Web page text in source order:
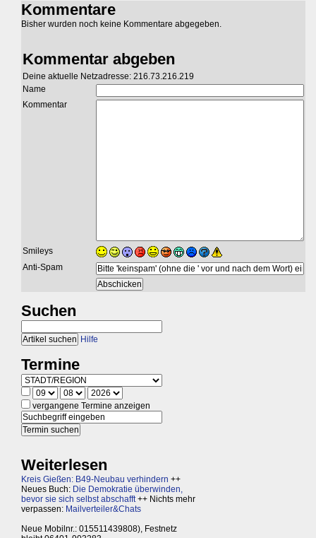
Kommentare
Bisher wurden noch keine Kommentare abgegeben.
Kommentar abgeben
Deine aktuelle Netzadresse: 216.73.216.219
Name
Kommentar
Smileys
Anti-Spam
Suchen
Hilfe
Termine
vergangene Termine anzeigen
Weiterlesen
Kreis Gießen: B49-Neubau verhindern ++
Neues Buch: Die Demokratie überwinden,
bevor sie sich selbst abschafft++ Nichts mehr
verpassen: Mailverteiler&Chats
Neue Mobilnr.: 015511439808), Festnetz